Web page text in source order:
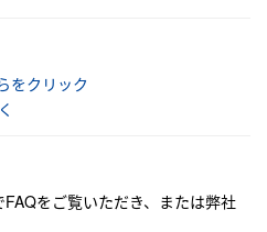
をクリック
FAQをご覧いただき、または弊社